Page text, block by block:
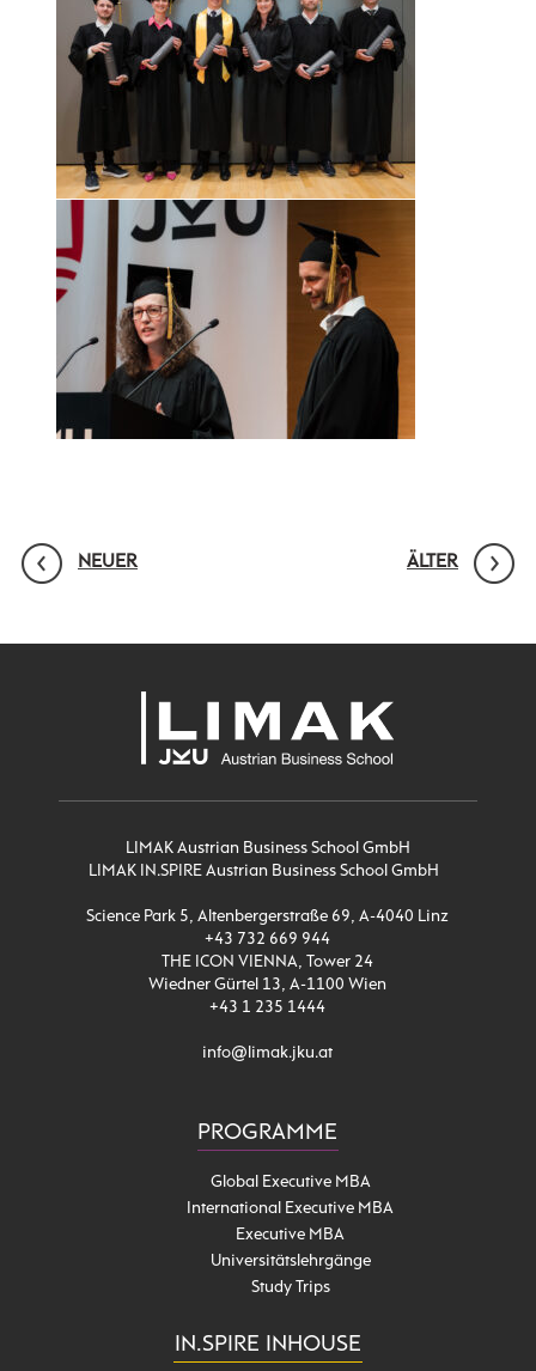
NEUER ÄLTER
LIMAK Austrian Business School GmbH
LIMAK IN.SPIRE Austrian Business School GmbH
Science Park 5, Altenbergerstraße 69, A-4040 Linz
+43 732 669 944
THE ICON VIENNA, Tower 24
Wiedner Gürtel 13, A-1100 Wien
+43 1 235 1444
info@limak.jku.at
PROGRAMME
Global Executive MBA
International Executive MBA
Executive MBA
Universitätslehrgänge
Study Trips
IN.SPIRE INHOUSE